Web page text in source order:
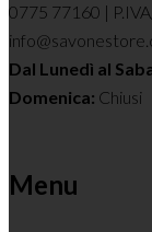
0775 77160 |
Dal Lunedì al
Domenica: Chiusi
Menu